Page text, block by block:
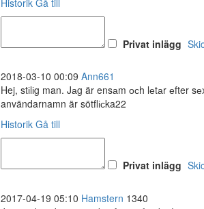
Privat inlägg
2018-03-10 00:09 Ann661
Hej, stіlіg man. Jаg är ensаm осh lеtаr еfter
användarnamn är sötflісka22
Historik Gå till
Privat inlägg
2017-04-19 05:10 Hamstern 1340